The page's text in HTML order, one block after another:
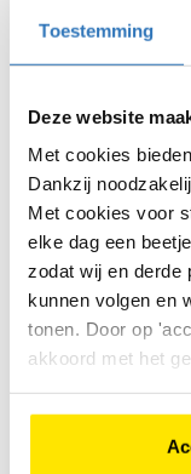
Toestemming
Deze website
Met cookies
Dankzij
Met cookies voor
elke dag een
zodat wij en derde
kunnen volgen en
tonen. Door op
akkoord met het
14074 cm24
een
Veiligheid en
keuze voor een
moeten voorzien
nu
solide constructie
kleine rijder te
zoals een
en eventueel
Welke